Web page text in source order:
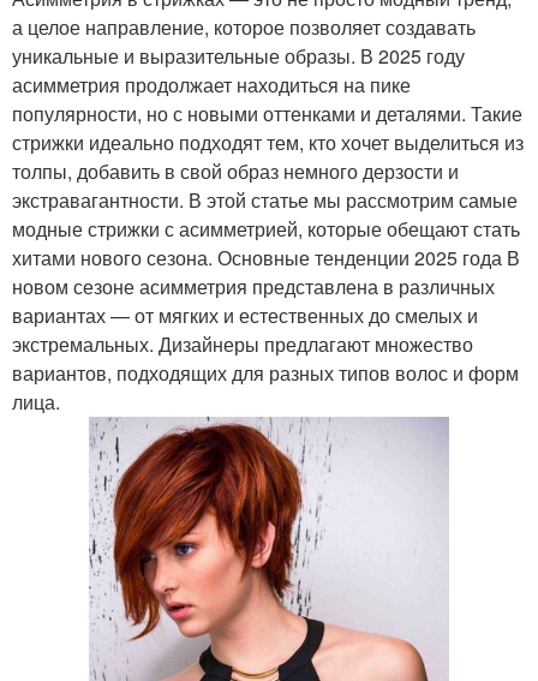
а целое направление, которое позволяет создавать
уникальные и выразительные образы. В 2025 году
асимметрия продолжает находиться на пике
популярности, но с новыми оттенками и деталями. Такие
стрижки идеально подходят тем, кто хочет выделиться из
толпы, добавить в свой образ немного дерзости и
экстравагантности. В этой статье мы рассмотрим самые
модные стрижки с асимметрией, которые обещают стать
хитами нового сезона. Основные тенденции 2025 года В
новом сезоне асимметрия представлена в различных
вариантах — от мягких и естественных до смелых и
экстремальных. Дизайнеры предлагают множество
вариантов, подходящих для разных типов волос и форм
лица.